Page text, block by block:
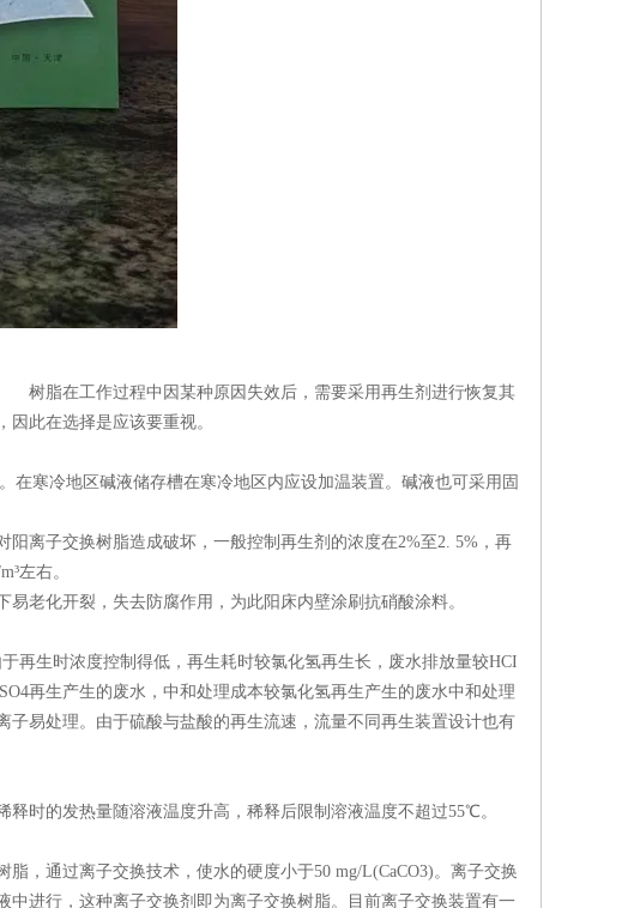
脂在工作过程中因某种原因失效后，需要采用再生剂进行恢复其
此在选择是应该要重视。
寒冷地区碱液储存槽在寒冷地区内应设加温装置。碱液也可采用固
离子交换树脂造成破坏，一般控制再生剂的浓度在2%至2. 5%，再
左右。
化开裂，失去防腐作用，为此阳床内壁涂刷抗硝酸涂料。
生时浓度控制得低，再生耗时较氯化氢再生长，废水排放量较HCI
再生产生的废水，中和处理成本较氯化氢再生产生的废水中和处理
易处理。由于硫酸与盐酸的再生流速，流量不同再生装置设计也有
时的发热量随溶液温度升高，稀释后限制溶液温度不超过55℃。
通过离子交换技术，使水的硬度小于50 mg/L(CaCO3)。离子交换
进行，这种离子交换剂即为离子交换树脂。目前离子交换装置有一